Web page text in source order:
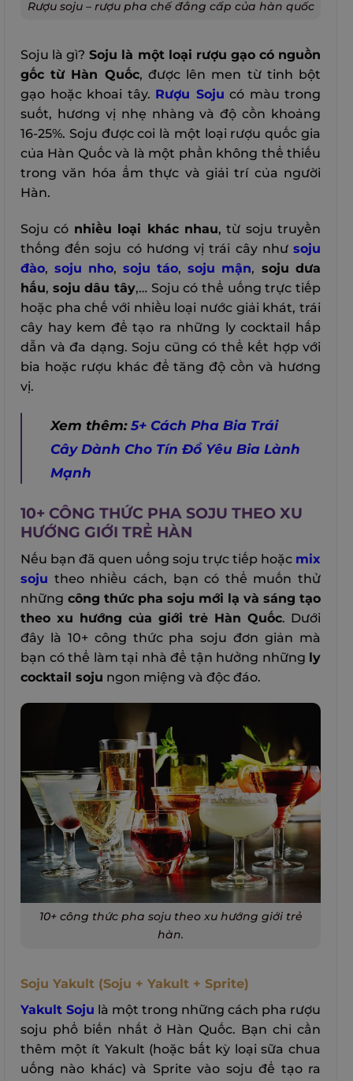
Rượu soju – rượu pha chế đẳng cấp của hàn quốc
Soju là gì? Soju là một loại rượu gạo có nguồn
gốc từ Hàn Quốc, được lên men từ tinh bột
gạo hoặc khoai tây. Rượu Soju có màu trong
suốt, hương vị nhẹ nhàng và độ cồn khoảng
16-25%. Soju được coi là một loại rượu quốc gia
của Hàn Quốc và là một phần không thể thiếu
trong văn hóa ẩm thực và giải trí của người
Hàn.
Soju có nhiều loại khác nhau, từ soju truyền
thống đến soju có hương vị trái cây như soju
đào, soju nho, soju táo, soju mận, soju dưa
hấu, soju dâu tây,… Soju có thể uống trực tiếp
hoặc pha chế với nhiều loại nước giải khát, trái
cây hay kem để tạo ra những ly cocktail hấp
dẫn và đa dạng. Soju cũng có thể kết hợp với
bia hoặc rượu khác để tăng độ cồn và hương
vị.
Xem thêm:5+ Cách Pha Bia Trái
Cây Dành Cho Tín Đồ Yêu Bia Lành
Mạnh
10+ CÔNG THỨC PHA SOJU THEO XU
HƯỚNG GIỚI TRẺ HÀN
Nếu bạn đã quen uống soju trực tiếp hoặc mix
soju theo nhiều cách, bạn có thể muốn thử
những công thức pha soju mới lạ và sáng tạo
theo xu hướng của giới trẻ Hàn Quốc. Dưới
đây là 10+ công thức pha soju đơn giản mà
bạn có thể làm tại nhà để tận hưởng những ly
cocktail soju ngon miệng và độc đáo.
10+ công thức pha soju theo xu hướng giới trẻ
hàn.
Soju Yakult (Soju + Yakult + Sprite)
Yakult Soju là một trong những cách pha rượu
soju phổ biến nhất ở Hàn Quốc. Bạn chỉ cần
thêm một ít Yakult (hoặc bất kỳ loại sữa chua
uống nào khác) và Sprite vào soju để tạo ra